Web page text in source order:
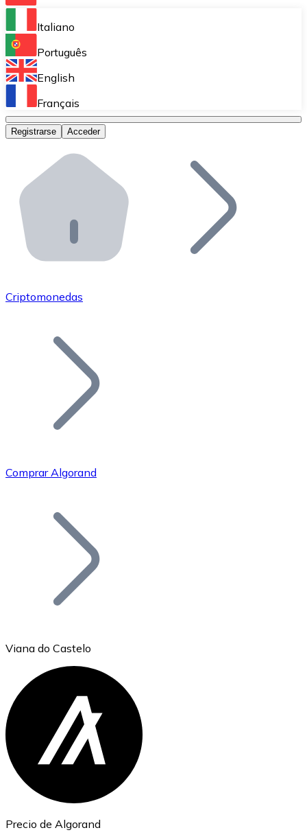
Bitnovo Ramp
Integra nuestra solución en tu plataforma.
Bitnovo Giftcards
Bitnovo OTC
Bitnovo ATM
Integra un ATM Bitnovo en tu negocio y permite que
Bitnovo API
Integra nuestra API en tu ecosistema.
Únete a nuestra red de distribuidores.
Añade tu proyecto a nuestro ecosistema.
Bitcoin
Ethereum
ETH
Italiano
Português
English
Français
Registrarse Acceder
Criptomonedas
Comprar Algorand
Viana do Castelo
Precio de Algorand